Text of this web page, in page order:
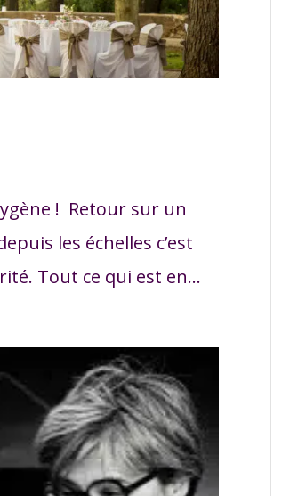
! Retour sur un
les échelles c’est
Tout ce qui est en...